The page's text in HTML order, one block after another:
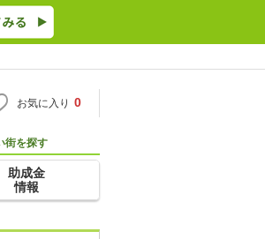
お気に入り 0
街を探す
助成金
情報